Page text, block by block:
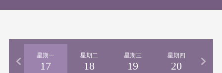
星期一
17
星期二
18
星期三
19
星期四
20